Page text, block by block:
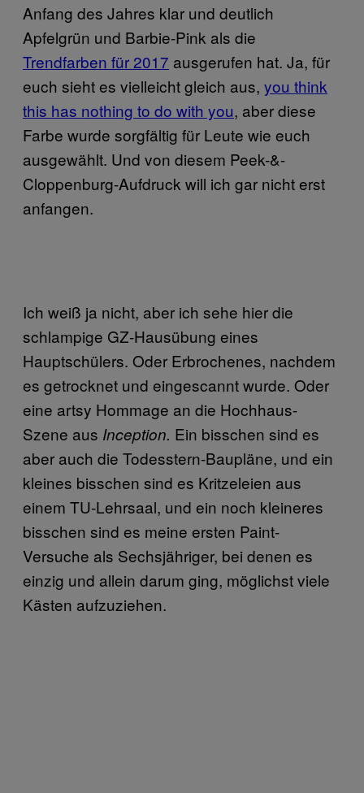
Anfang des Jahres klar und deutlich
Apfelgrün und Barbie-Pink als die
Trendfarben für 2017 ausgerufen hat. Ja, für
euch sieht es vielleicht gleich aus, you think
this has nothing to do with you, aber diese
Farbe wurde sorgfältig für Leute wie euch
ausgewählt. Und von diesem Peek-&-
Cloppenburg-Aufdruck will ich gar nicht erst
anfangen.
Ich weiß ja nicht, aber ich sehe hier die
schlampige GZ-Hausübung eines
Hauptschülers. Oder Erbrochenes, nachdem
es getrocknet und eingescannt wurde. Oder
eine artsy Hommage an die Hochhaus-
Szene aus Inception. Ein bisschen sind es
aber auch die Todesstern-Baupläne, und ein
kleines bisschen sind es Kritzeleien aus
einem TU-Lehrsaal, und ein noch kleineres
bisschen sind es meine ersten Paint-
Versuche als Sechsjähriger, bei denen es
einzig und allein darum ging, möglichst viele
Kästen aufzuziehen.